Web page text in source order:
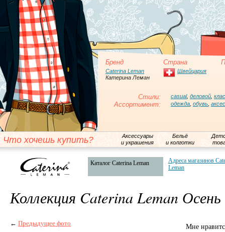
Бренд Страна
Caterina Leman
Катерина Леман
Швейцария
Стили: casual, деловой
Ассортимент: одежда обувь
Что хочешь купить?
Аксессуары
и украшения
Бельё
и колготки
Каталог Caterina Leman
Адреса магазинов
Leman
Коллекция Caterina Leman
← Предыдущее фото Мне